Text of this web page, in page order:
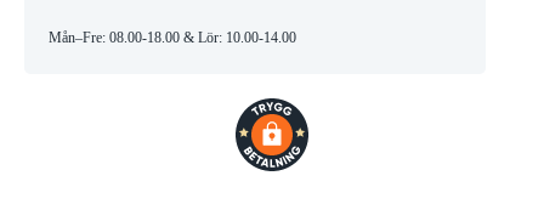
Mån–Fre: 08.00-18.00 & Lör: 10.00-14.00